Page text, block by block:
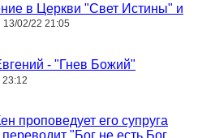
в Церкви "Свет Истины" и
13/02/22 21:05
- "Гнев Божий"
23:12
проповедует его супруга
"Бог не есть Бог